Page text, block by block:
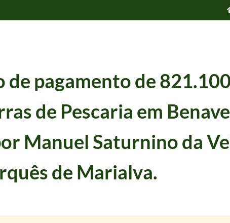
pelo Marquês de Marialva, como seu padroeiro a Frei José de S. Tomás.
Ribeiro ao Marquês de Marialva.
José Vito de Menezes Coutinho deu ao Convento de São Pedro de Alcântara seu
do Reguengo de Algés, Joaquim Simões Ramos. 1804-09-28/1804-09-28
a Patricio da Costa Gomes da parte do Marquês de Marialva.
de Marvila, feito por António de Oliveira ao Marquês de Marialva.
por Manuel Saturnino da Veiga ao Marquês de Marialva.1804-11-02/1804-11-02
de pagamento de
de Pescaria em
Manuel Saturnino da
de Marialva.